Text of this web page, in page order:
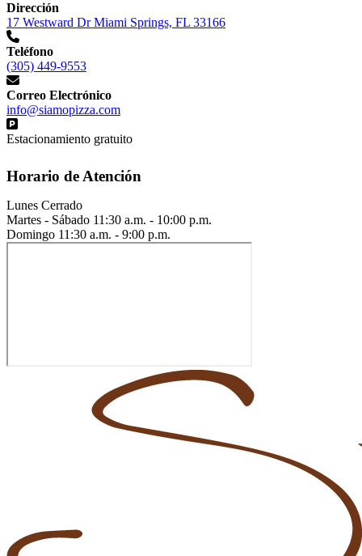
Dirección
17 Westward Dr Miami Springs, FL 33166
Teléfono
(305) 449-9553
Correo Electrónico
info@siamopizza.com
Estacionamiento gratuito
Horario de Atención
Lunes Cerrado
Martes - Sábado 11:30 a.m. - 10:00 p.m.
Domingo 11:30 a.m. - 9:00 p.m.